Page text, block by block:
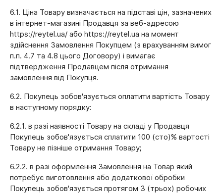
6.1. Ціна Товару визначається на підставі цін, зазначених
в інтернет-магазині Продавця за веб-адресою
https://reytel.ua/ або https://reytel.ua на момент
здійснення Замовлення Покупцем (з врахуванням вимог
п.п. 4.7 та 4.8 цього Договору) і вимагає
підтвердження Продавцем після отримання
замовлення від Покупця.
6.2. Покупець зобов'язується оплатити вартість Товару
в наступному порядку:
6.2.1. в разі наявності Товару на складі у Продавця
Покупець зобов'язується сплатити 100 (сто)% вартості
Товару не пізніше отримання Товару;
6.2.2. в разі оформлення Замовлення на Товар який
потребує виготовлення або додаткової обробки
Покупець зобов'язується протягом 3 (трьох) робочих